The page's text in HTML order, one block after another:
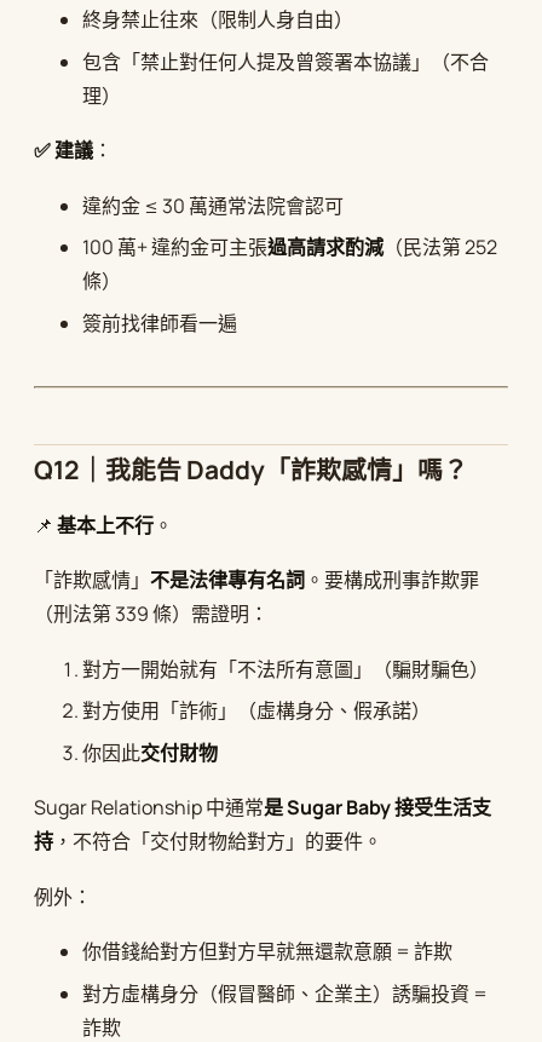
終身禁止往來（限制人身自由）
包含「禁止對任何人提及曾簽署本協議」（不合
理）
✅ 建議 ：
違約金 ≤ 30 萬通常法院會認可
100 萬+ 違約金可主張過高請求酌減（民法第 252
條）
簽前找律師看一遍
Q12｜我能告 Daddy「詐欺感情」嗎？
📌 基本上不行 。
「詐欺感情」 不是法律專有名詞 。要構成刑事詐欺罪
（刑法第 339 條）需證明：
對方一開始就有「不法所有意圖」（騙財騙色）
對方使用「詐術」（虛構身分、假承諾）
你因此交付財物
Sugar Relationship 中通常是 Sugar Baby 接受生活支
持 ，不符合「交付財物給對方」的要件。
例外：
你借錢給對方但對方早就無還款意願 = 詐欺
對方虛構身分（假冒醫師、企業主）誘騙投資 =
詐欺